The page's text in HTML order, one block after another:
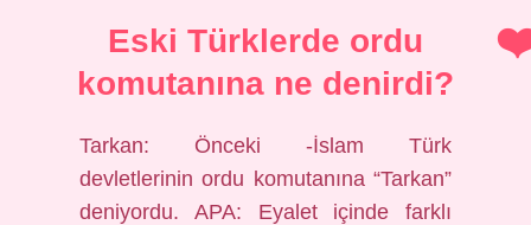
Eski Türklerde ordu
komutanına ne denirdi?
Tarkan: Önceki -İslam Türk
devletlerinin ordu komutanına “Tarkan”
deniyordu. APA: Eyalet içinde farklı